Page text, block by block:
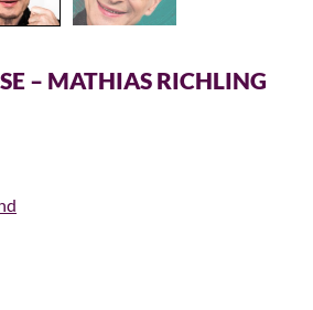
– MATHIAS RICHLING